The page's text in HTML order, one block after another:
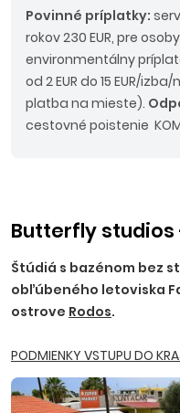
Povinné príplatky:
rokov 230 EUR, pre
environmentálny
od 2 EUR do 15 EUR/
platba na mieste).
cestovné poistenie
Butterfly
Štúdiá s bazénom bez
obľúbeného letoviska
ostrove Rodos.
PODMIENKY VSTUPU DO